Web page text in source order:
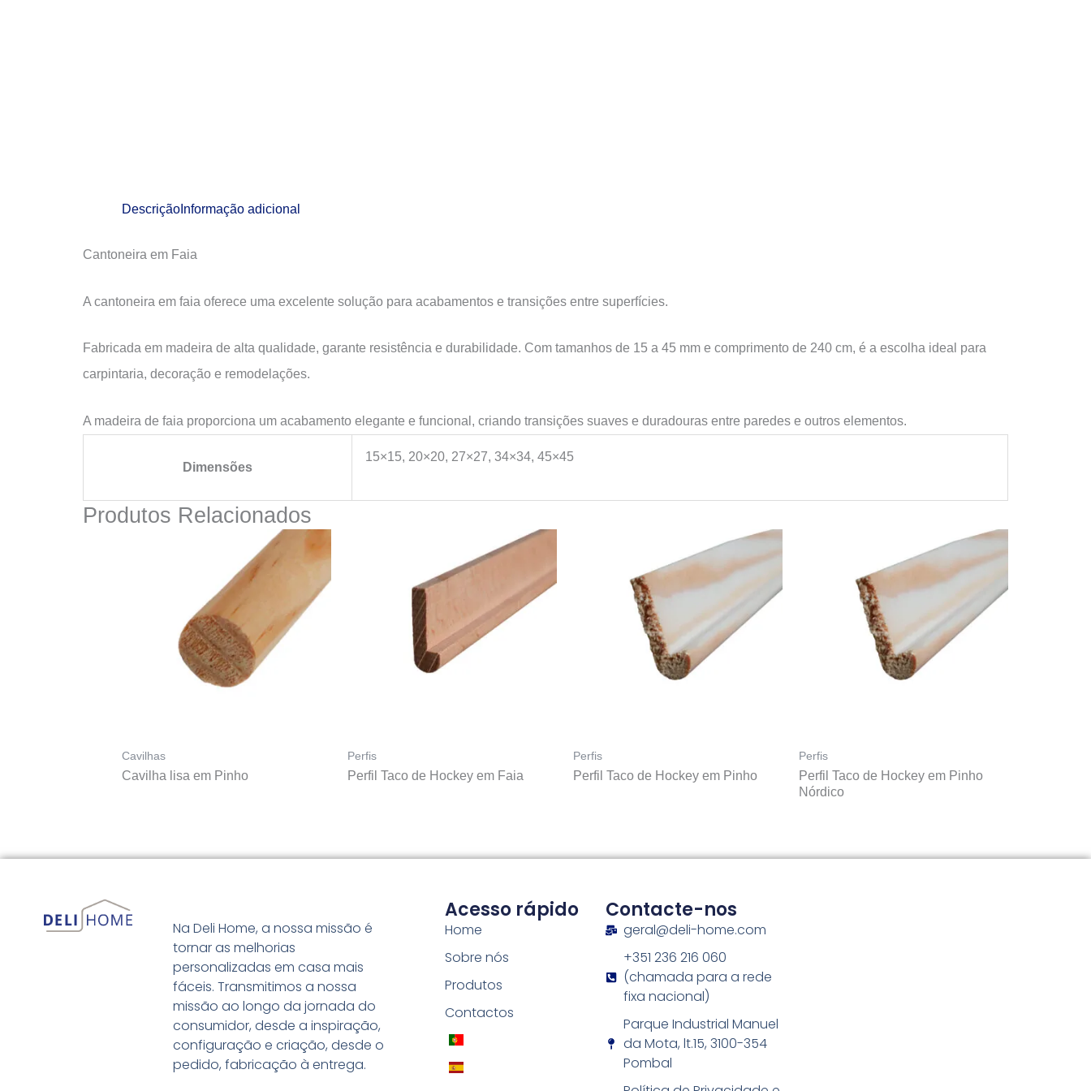
Descrição Informação adicional
Cantoneira em Faia
A cantoneira em faia oferece uma excelente solução para acabamentos e transições entre superfícies.
Fabricada em madeira de alta qualidade, garante resistência e durabilidade. Com tamanhos de 15 a 45 mm e comprimento de 240 cm, é a escolha ideal para
carpintaria, decoração e remodelações.
A madeira de faia proporciona um acabamento elegante e funcional, criando transições suaves e duradouras entre paredes e outros elementos.
Dimensões
15×15, 20×20, 27×27, 34×34, 45×45
Produtos Relacionados
Cavilhas
Cavilha lisa em Pinho
Perfis
Perfil Taco de Hockey em Faia
Perfis
Perfil Taco de Hockey em Pinho
Perfis
Perfil Taco de Hockey em Pinho
Nórdico
Na Deli Home, a nossa missão é
tornar as melhorias
personalizadas em casa mais
fáceis. Transmitimos a nossa
missão ao longo da jornada do
consumidor, desde a inspiração,
configuração e criação, desde o
pedido, fabricação à entrega.
Acesso rápido
Home
Sobre nós
Produtos
Contactos
Contacte-nos
geral@deli-home.com
+351 236 216 060
(chamada para a rede
fixa nacional)
Parque Industrial Manuel
da Mota, lt.15, 3100-354
Pombal